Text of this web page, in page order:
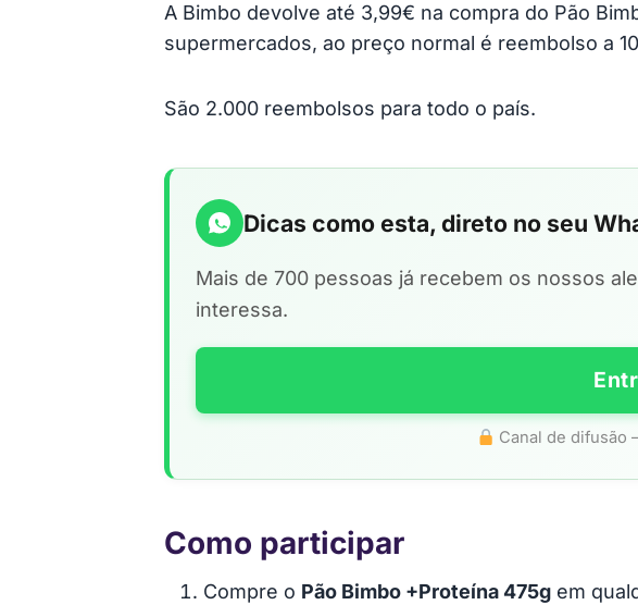
A Bimbo devolve até 3,99€ na compra do Pão
supermercados, ao preço normal é reembolso a
São 2.000 reembolsos para todo o país.
Dicas como esta, direto no seu
Mais de 700 pessoas já recebem os nossos
interessa.
Canal de difusão
Como participar
Compre o Pão Bimbo +Proteína 475g em